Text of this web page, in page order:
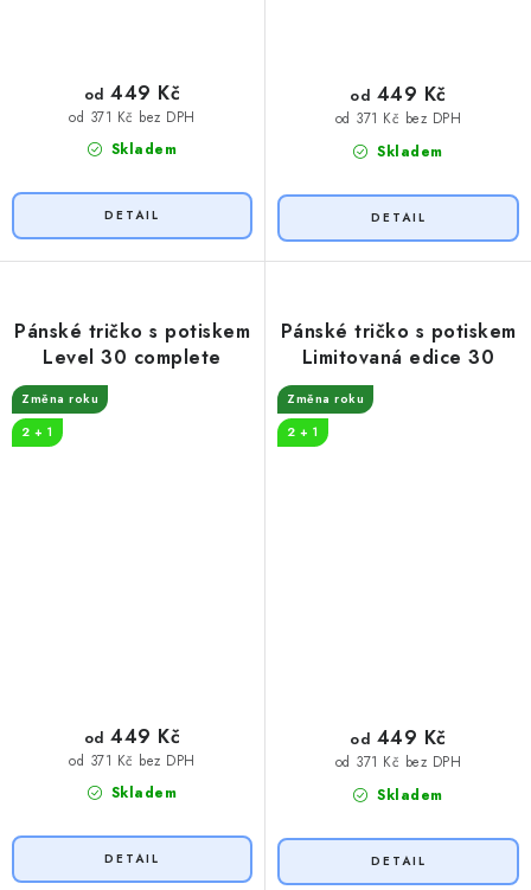
Skladem
od 371 Kč bez DPH
od 449 Kč
Skladem
od 371 Kč bez DPH
od 449 Kč
Pánské tričko s potiskem
Level 30 complete
Změna roku
2 + 1
Skladem
od 371 Kč bez DPH
od 449 Kč
Pánské tričko s potiskem
Limitovaná edice 30
Změna roku
2 + 1
Skladem
od 371 Kč bez DPH
od 449 Kč